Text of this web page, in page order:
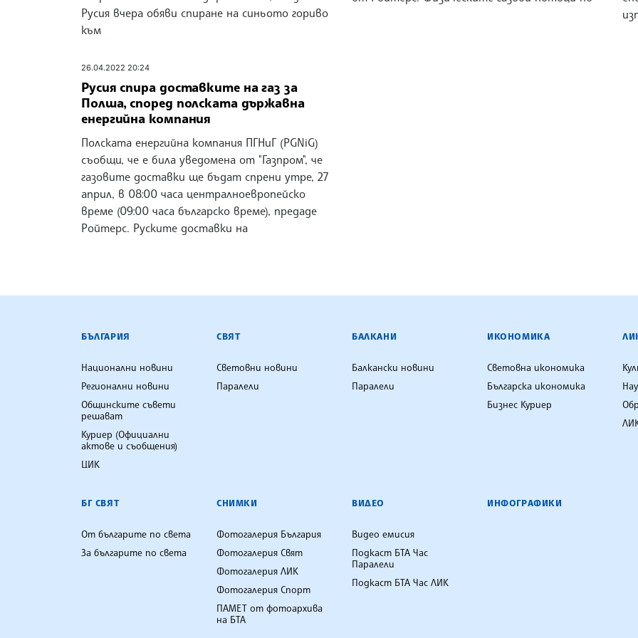
Русия вчера обяви спиране на синьото гориво
към
26.04.2022 20:24
Русия спира доставките на газ за
Полша, според полскaта държавна
енергийна компания
Полската енергийна компания ПГНиГ (PGNiG)
съобщи, че е била уведомена от "Газпром", че
газовите доставки ще бъдат спрени утре, 27
април, в 08:00 часа централноевропейско
време (09:00 часа българско време), предаде
Ройтерс. Руските доставки на
БЪЛГАРСКА ТЕЛЕГРАФНА АГЕНЦИЯ
БЪЛГАРИЯ
Национални новини
Регионални новини
Общинските съвети
решават
Куриер (Официални
актове и съобщения)
ЦИК
СВЯТ
Световни новини
Паралели
БАЛКАНИ
Балкански новини
Паралели
ИКОНОМИКА
Световна икономика
Българска икономика
Бизнес Куриер
БГ СВЯТ
От българите по света
За българите по света
СНИМКИ
Фотогалерия България
Фотогалерия Свят
Фотогалерия ЛИК
Фотогалерия Спорт
ПАМЕТ от фотоархива
на БТА
ВИДЕО
Видео емисия
Подкаст БТА Час
Паралели
Подкаст БТА Час ЛИК
ИНФОГРАФИКИ